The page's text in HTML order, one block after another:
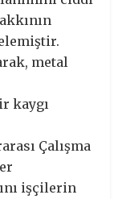
metal
kaygı
Çalışma
işçilerin